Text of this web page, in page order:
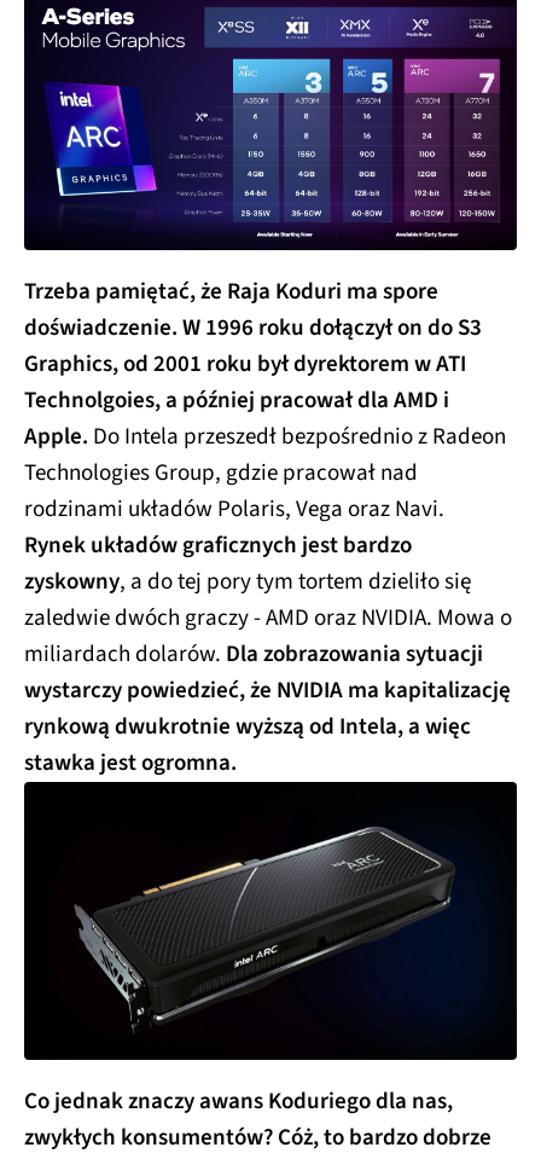
Trzeba pamiętać, że Raja Koduri ma spore
doświadczenie. W 1996 roku dołączył on do S3
Graphics, od 2001 roku był dyrektorem w ATI
Technolgoies, a później pracował dla AMD i
Apple. Do Intela przeszedł bezpośrednio z Radeon
Technologies Group, gdzie pracował nad
rodzinami układów Polaris, Vega oraz Navi.
Rynek układów graficznych jest bardzo
zyskowny, a do tej pory tym tortem dzieliło się
zaledwie dwóch graczy - AMD oraz NVIDIA. Mowa o
miliardach dolarów. Dla zobrazowania sytuacji
wystarczy powiedzieć, że NVIDIA ma kapitalizację
rynkową dwukrotnie wyższą od Intela, a więc
stawka jest ogromna.
Co jednak znaczy awans Koduriego dla nas,
zwykłych konsumentów? Cóż, to bardzo dobrze